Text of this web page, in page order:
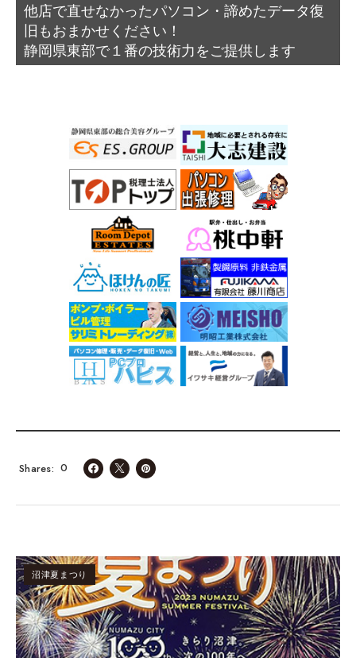
他店で直せなかったパソコン・諦めたデータ復
旧もおまかせください！
静岡県東部で１番の技術力をご提供します
0
Shares
沼津夏まつり